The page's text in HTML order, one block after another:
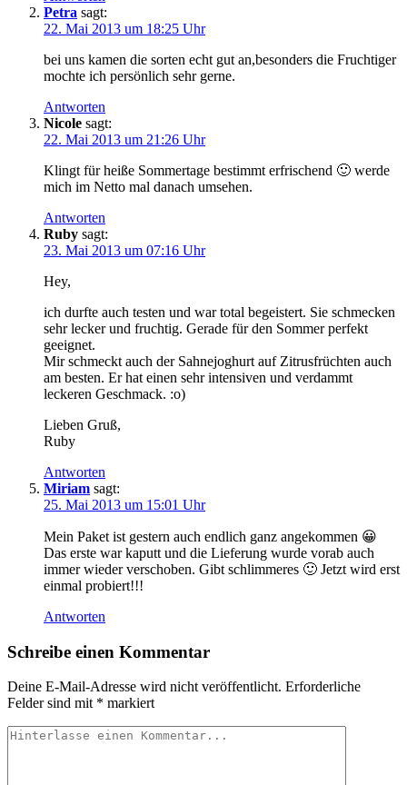
Petra sagt:
22. Mai 2013 um 18:25 Uhr
bei uns kamen die sorten echt gut an,besonders die Fruchtiger
mochte ich persönlich sehr gerne.
Antworten
Nicole sagt:
22. Mai 2013 um 21:26 Uhr
Klingt für heiße Sommertage bestimmt erfrischend 🙂 werde
mich im Netto mal danach umsehen.
Antworten
Ruby sagt:
23. Mai 2013 um 07:16 Uhr
Hey,
ich durfte auch testen und war total begeistert. Sie schmecken
sehr lecker und fruchtig. Gerade für den Sommer perfekt
geeignet.
Mir schmeckt auch der Sahnejoghurt auf Zitrusfrüchten auch
am besten. Er hat einen sehr intensiven und verdammt
leckeren Geschmack. :o)
Lieben Gruß,
Ruby
Antworten
Miriam sagt:
25. Mai 2013 um 15:01 Uhr
Mein Paket ist gestern auch endlich ganz angekommen 😀
Das erste war kaputt und die Lieferung wurde vorab auch
immer wieder verschoben. Gibt schlimmeres 🙂 Jetzt wird erst
einmal probiert!!!
Antworten
Schreibe einen Kommentar
Deine E-Mail-Adresse wird nicht veröffentlicht. Erforderliche
Felder sind mit * markiert